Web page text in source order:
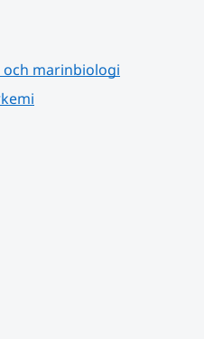
marinbiologi